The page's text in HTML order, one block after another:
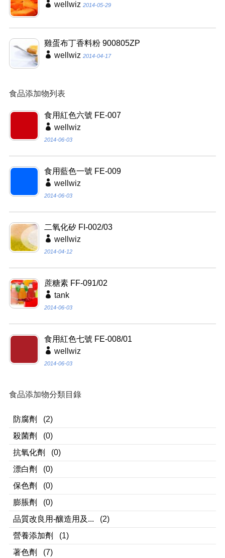
wellwiz 2014-05-29
雞蛋布丁香料粉 900805ZP
wellwiz 2014-04-17
食品添加物列表
食用紅色六號 FE-007
wellwiz
2014-06-03
食用藍色一號 FE-009
wellwiz
2014-06-03
二氧化矽 FI-002/03
wellwiz
2014-04-12
蔗糖素 FF-091/02
tank
2014-06-03
食用紅色七號 FE-008/01
wellwiz
2014-06-03
食品添加物分類目錄
防腐劑
(2)
殺菌劑
(0)
抗氧化劑
(0)
漂白劑
(0)
保色劑
(0)
膨脹劑
(0)
品質改良用-釀造用及...
(2)
營養添加劑
(1)
著色劑
(7)